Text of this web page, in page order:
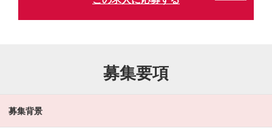
募集要項
募集背景